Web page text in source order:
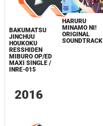
BAKUMATSU
JINCHUU
HOUKOKU
RESSHIDEN
MIBURO OP/ED
MAXI SINGLE /
INRE-015
HARURU
MINAMO NI!
ORIGINAL
SOUNDTRACK
2016